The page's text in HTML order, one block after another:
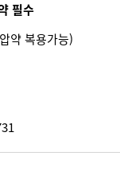
필수
약 복용가능)